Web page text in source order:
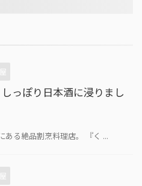
っぽり日本酒に浸りまし
ある絶品割烹料理店。 『く ...